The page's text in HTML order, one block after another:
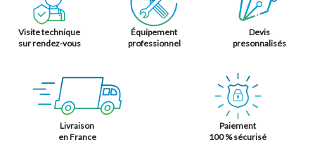
Visite technique
sur rendez-vous
Équipement
professionnel
Devis
presonnalisés
Livraison
en France
Paiement
100 % sécurisé